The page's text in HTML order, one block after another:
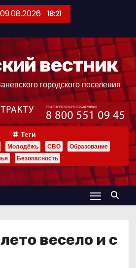
09.08.2026 18:21
вестник
городского поселения
Теги
Молодёжь СВО
Образование
Безопасность
весело и с